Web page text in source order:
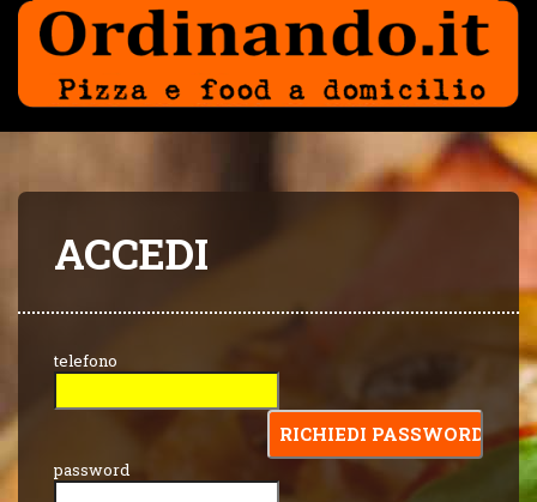
ACCEDI
telefono
password